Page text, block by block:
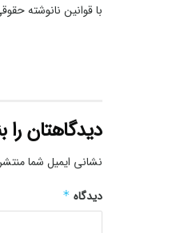
با قوانین نانوشته
دیدگاهتان را
نشانی ایمیل شما
دیدگاه *